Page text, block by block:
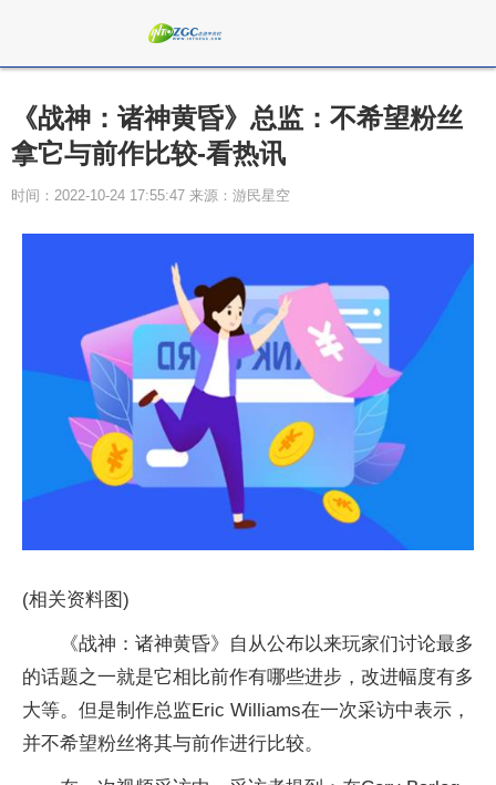
《战神：诸神黄昏》总监：不希望粉丝
拿它与前作比较-看热讯
时间：2022-10-24 17:55:47 来源：游民星空
(相关资料图)
《战神：诸神黄昏》自从公布以来玩家们讨论最多
的话题之一就是它相比前作有哪些进步，改进幅度有多
大等。但是制作总监Eric Williams在一次采访中表示，
并不希望粉丝将其与前作进行比较。